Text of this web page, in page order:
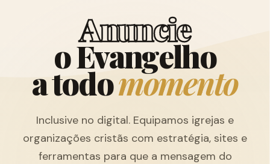
Anuncie
oEvangelho
atodomomento
Inclusive no digital. Equipamos igrejas e
organizações cristãs com estratégia, sites e
ferramentas para que a mensagem do